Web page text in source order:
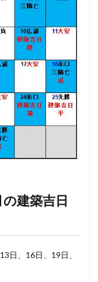
建築吉日
日、16日、19日、